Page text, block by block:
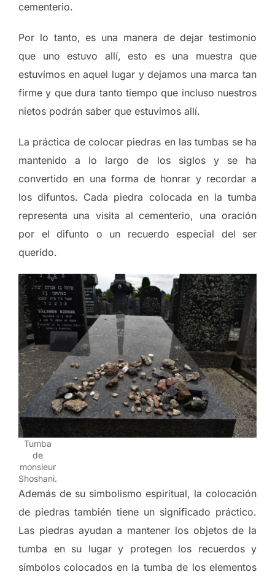
cementerio.
Por lo tanto, es una manera de dejar testimonio
que uno estuvo allí, esto es una muestra que
estuvimos en aquel lugar y dejamos una marca tan
firme y que dura tanto tiempo que incluso nuestros
nietos podrán saber que estuvimos allí.
La práctica de colocar piedras en las tumbas se ha
mantenido a lo largo de los siglos y se ha
convertido en una forma de honrar y recordar a
los difuntos. Cada piedra colocada en la tumba
representa una visita al cementerio, una oración
por el difunto o un recuerdo especial del ser
querido.
Tumba
de
monsieur
Shoshani.
Además de su simbolismo espiritual, la colocación
de piedras también tiene un significado práctico.
Las piedras ayudan a mantener los objetos de la
tumba en su lugar y protegen los recuerdos y
símbolos colocados en la tumba de los elementos